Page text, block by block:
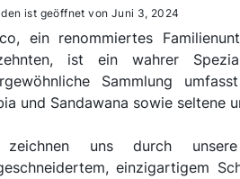
ist geöffnet von Juni 3, 2024
ein renommiertes
ist ein wahrer
Sammlung
und Sandawana sowie seltene
uns durch
einzigartigem